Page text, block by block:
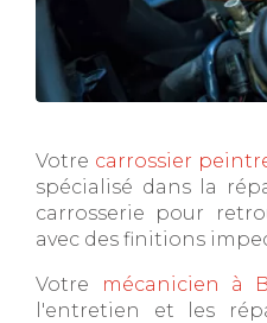
Votre carrossier
spécialisé dans la
carrosserie pour
avec des finitions
Votre
mécanicien à
l'entretien et les